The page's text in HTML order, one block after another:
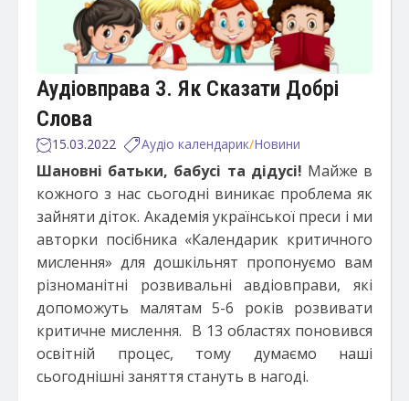
Аудіовправа 3. Як Сказати Добрі
Слова
15.03.2022 Аудіо календарик/Новини
Шановні батьки, бабусі та дідусі! Майже в
кожного з нас сьогодні виникає проблема як
зайняти діток. Академія української преси і ми
авторки посібника «Календарик критичного
мислення» для дошкільнят пропонуємо вам
різноманітні розвивальні авдіовправи, які
допоможуть малятам 5-6 років розвивати
критичне мислення. В 13 областях поновився
освітній процес, тому думаємо наші
сьогоднішні заняття стануть в нагоді.